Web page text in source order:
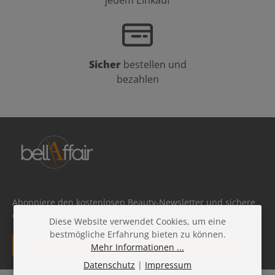
zu attraktiven Preisen bei BellAffair!
Sicher bestellen und
bezahlen
Abonniere den kostenlosen Beauty-Newsletter und sichere
dir 10 % Rabatt auf deine nächste Bestellung!
E-Mail-Adresse*
Datenschutz
Diese Website verwendet Cookies, um eine
bestmögliche Erfahrung bieten zu können.
Mehr Informationen ...
Datenschutz | Impressum